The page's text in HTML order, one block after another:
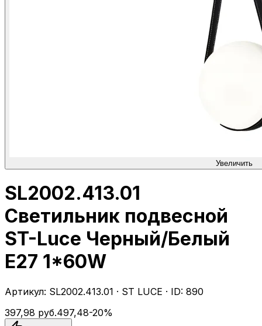
Увеличить
SL2002.413.01
Светильник подвесной
ST-Luce Черный/Белый
E27 1*60W
Артикул: SL2002.413.01 · ST LUCE · ID: 890
397,98 руб.497,48-20%